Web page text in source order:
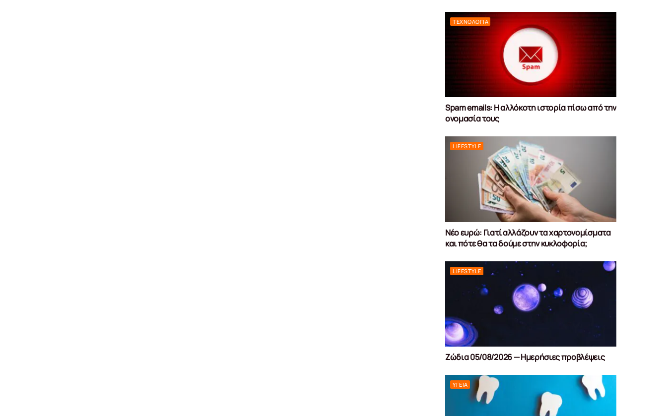
ΤΕΧΝΟΛΟΓΊΑ
Spam emails: Η αλλόκοτη ιστορία πίσω από την
ονομασία τους
LIFESTYLE
Νέο ευρώ: Γιατί αλλάζουν τα χαρτονομίσματα
και πότε θα τα δούμε στην κυκλοφορία;
LIFESTYLE
Ζώδια 05/08/2026 — Ημερήσιες προβλέψεις
ΥΓΕΊΑ